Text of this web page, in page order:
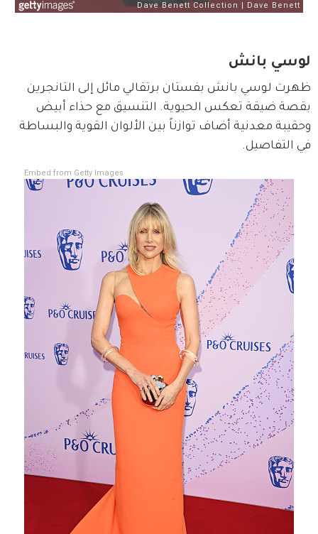
لوسي بانش
ظهرت لوسي بانش بفستان برتقالي مائل إلى التانجرين
بقصة ضيقة تعكس الحيوية. التنسيق مع حذاء أبيض
وحقيبة معدنية أضاف توازناً بين الألوان القوية والبساطة
في التفاصيل.
Embed from Getty Images